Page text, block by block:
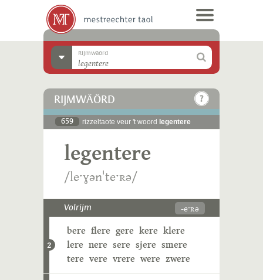
Rijmwäörd
RIJMWÄÖRD
659 rizzeltaote veur 't woord legentere
legentere
/leˑɣənˈteˑʀə/
Volrijm -eˑʀə
2
bere flere gere kere klere
lere nere sere sjere smere
tere vere vrere were zwere